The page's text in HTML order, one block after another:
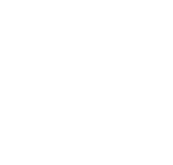
Fiat,
DAFRA,